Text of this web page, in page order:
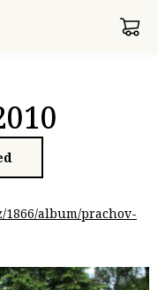
1866/album/prachov-